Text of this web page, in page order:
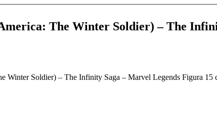
The Winter Soldier) – The
Winter Soldier) – The Infinity Saga – Marvel Legends Figura 15